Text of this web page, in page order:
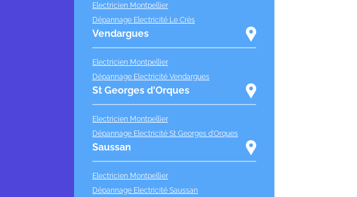
Electricien Montpellier
Dépannage Electricité Le Crès
Vendargues
Electricien Montpellier
Dépannage Electricité Vendargues
St Georges d'Orques
Electricien Montpellier
Dépannage Electricité St Georges d'Orques
Saussan
Electricien Montpellier
Dépannage Electricité Saussan